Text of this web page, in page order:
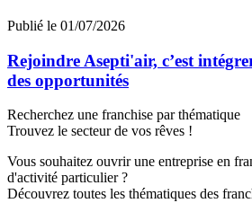
Publié le 01/07/2026
Rejoindre Asepti'air, c’est
des opportunités
Recherchez une franchise par thématique
Trouvez le secteur de vos rêves !
Vous souhaitez ouvrir une entreprise en
d'activité particulier ?
Découvrez toutes les thématiques des